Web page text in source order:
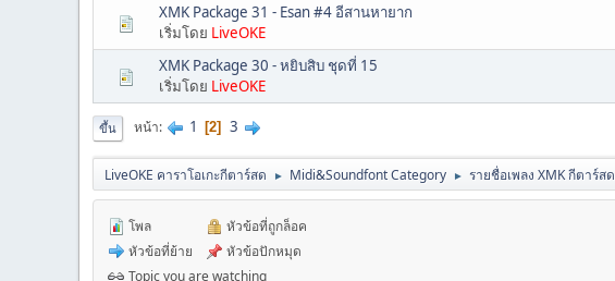
XMK Package 31 - Esan #4 อีสานหายาก
เริ่มโดย LiveOKE
XMK Package 30 - หยิบสิบ ชุดที่ 15
เริ่มโดย LiveOKE
ขึ้น หน้า 1 2 3
LiveOKE คาราโอเกะกีตาร์สด ► Midi&Soundfont Category ► รายชื่อเพลง XMK กีตาร์สด
โพล
หัวข้อที่ย้าย
หัวข้อที่ถูกล็อค
หัวข้อปักหมุด
Topic you are watching